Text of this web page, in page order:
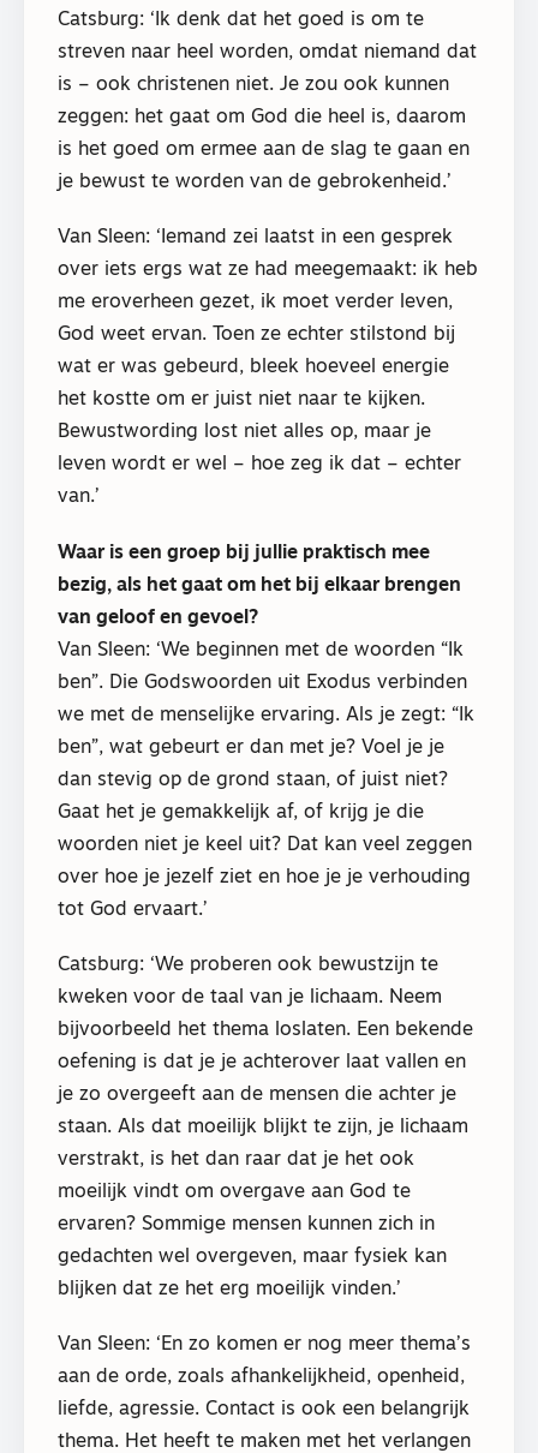
Catsburg: ‘Ik denk dat het goed is om te
streven naar heel worden, omdat niemand dat
is – ook christenen niet. Je zou ook kunnen
zeggen: het gaat om God die heel is, daarom
is het goed om ermee aan de slag te gaan en
je bewust te worden van de gebrokenheid.’
Van Sleen: ‘Iemand zei laatst in een gesprek
over iets ergs wat ze had meegemaakt: ik heb
me eroverheen gezet, ik moet verder leven,
God weet ervan. Toen ze echter stilstond bij
wat er was gebeurd, bleek hoeveel energie
het kostte om er juist niet naar te kijken.
Bewustwording lost niet alles op, maar je
leven wordt er wel – hoe zeg ik dat – echter
van.’
Waar is een groep bij jullie praktisch mee
bezig, als het gaat om het bij elkaar brengen
van geloof en gevoel?
Van Sleen: ‘We beginnen met de woorden “Ik
ben”. Die Godswoorden uit Exodus verbinden
we met de menselijke ervaring. Als je zegt: “Ik
ben”, wat gebeurt er dan met je? Voel je je
dan stevig op de grond staan, of juist niet?
Gaat het je gemakkelijk af, of krijg je die
woorden niet je keel uit? Dat kan veel zeggen
over hoe je jezelf ziet en hoe je je verhouding
tot God ervaart.’
Catsburg: ‘We proberen ook bewustzijn te
kweken voor de taal van je lichaam. Neem
bijvoorbeeld het thema loslaten. Een bekende
oefening is dat je je achterover laat vallen en
je zo overgeeft aan de mensen die achter je
staan. Als dat moeilijk blijkt te zijn, je lichaam
verstrakt, is het dan raar dat je het ook
moeilijk vindt om overgave aan God te
ervaren? Sommige mensen kunnen zich in
gedachten wel overgeven, maar fysiek kan
blijken dat ze het erg moeilijk vinden.’
Van Sleen: ‘En zo komen er nog meer thema’s
aan de orde, zoals afhankelijkheid, openheid,
liefde, agressie. Contact is ook een belangrijk
thema. Het heeft te maken met het verlangen